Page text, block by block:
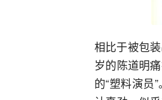
相比于被包
岁的陈道明
的“塑料演员